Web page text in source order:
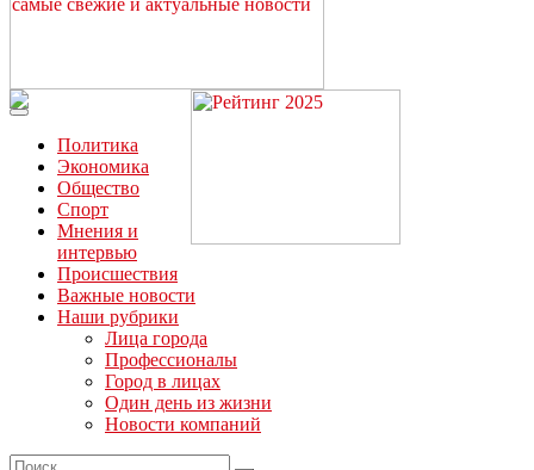
Читайте последние новости дня в Тульской области на сайте
“ЗаНовомосковск”
Политика
Экономика
Общество
Спорт
Мнения и
интервью
Происшествия
Важные новости
Наши рубрики
Лица города
Профессионалы
Город в лицах
Один день из жизни
Новости компаний